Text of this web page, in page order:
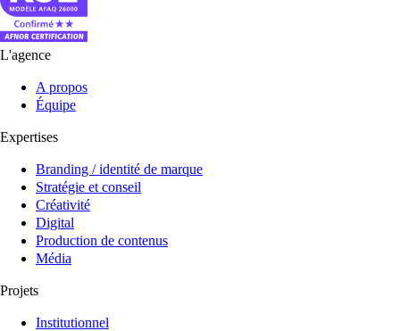
L'agence
A propos
Équipe
Expertises
Branding / identité de marque
Stratégie et conseil
Créativité
Digital
Production de contenus
Média
Projets
Institutionnel